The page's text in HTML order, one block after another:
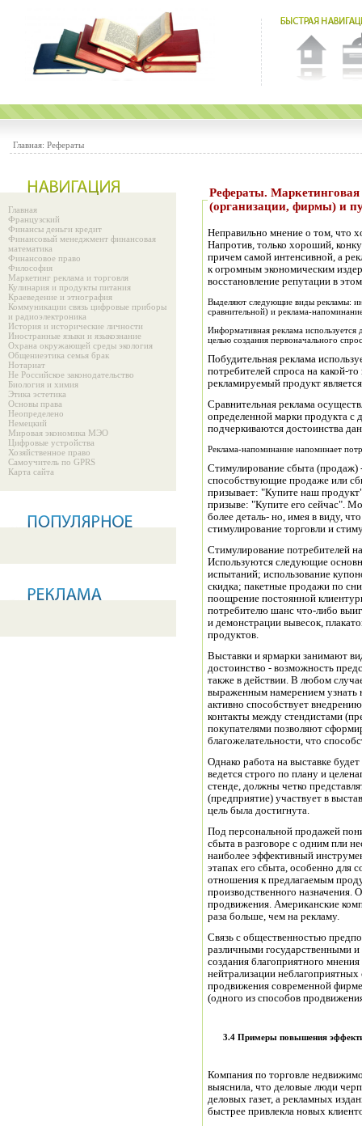
Главная: Рефераты
Главная
Французский
Финансы деньги кредит
Финансовый менеджмент финансовая
математика
Финансовое право
Философия
Маркетинг реклама и торговля
Кулинария и продукты питания
Краеведение и этнография
Коммуникации связь цифровые приборы
и радиоэлектроника
История и исторические личности
Иностранные языки и языкознание
Охрана окружающей среды экология
Общениеэтика семья брак
Нотариат
Не Российское законодательство
Биология и химия
Этика эстетика
Основы права
Неопределено
Немецкий
Мировая экономика МЭО
Цифровые устройства
Хозяйственное право
Самоучитель по GPRS
Карта сайта
Рефераты. Маркетинговая деятельность предприятия
(организации, фирмы) и
Неправильно мнение о том, что
Напротив, только хороший,
причем самой интенсивной, а
к огромным экономическим
восстановление репутации в
Выделяют следующие виды рекламы:
сравнительной) и реклама-
Информативная реклама
целью создания первоначального
Побудительная реклама
потребителей спроса на какой-
рекламируемый продукт
Сравнительная реклама
определенной марки продукта с
подчеркиваются достоинства
Реклама-напоминание напоминает
Стимулирование сбыта
способствующие продаже или
призывает: "Купите наш
призыве: "Купите его сейчас".
более деталь- но, имея в виду,
стимулирование торговли и
Стимулирование потребителей
Используются следующие
испытаний; использование
скидка; пакетные продажи по
поощрение постоянной
потребителю шанс что-либо
и демонстрации вывесок,
продуктов.
Выставки и ярмарки занимают
достоинство - возможность
также в действии. В любом
выраженным намерением узнать
активно способствует
контакты между стендистами
покупателями позволяют
благожелательности, что
Однако работа на выставке
ведется строго по плану и
стенде, должны четко
(предприятие) участвует в
цель была достигнута.
Под персональной продажей
сбыта в разговоре с одним пли
наиболее эффективный
этапах его сбыта, особенно для
отношения к предлагаемым
производственного назначения.
продвижения. Американские
раза больше, чем на рекламу.
Связь с общественностью
различными государственными
создания благоприятного
нейтрализации
продвижения современной
(одного из способов
3.4 Примеры повышения
Компания по торговле
выяснила, что деловые люди
деловых газет, а рекламных
быстрее привлекла новых